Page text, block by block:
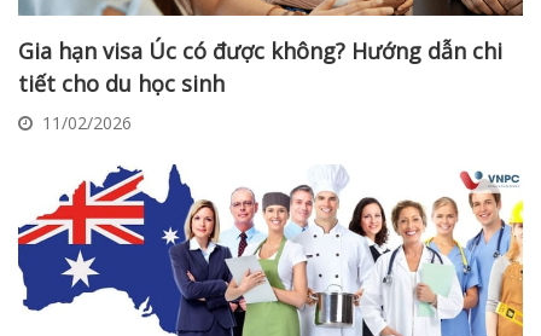
Gia hạn visa Úc có được không? Hướng dẫn chi
tiết cho du học sinh
11/02/2026